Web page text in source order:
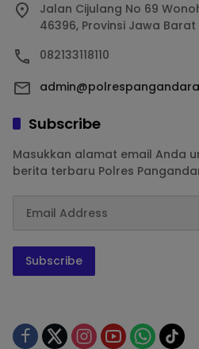
Jalan Cijulang No 69
46396, Provinsi Jawa Barat
082133118110
Subscribe
Masukkan alamat email Anda
berita terbaru Polres
Subscribe